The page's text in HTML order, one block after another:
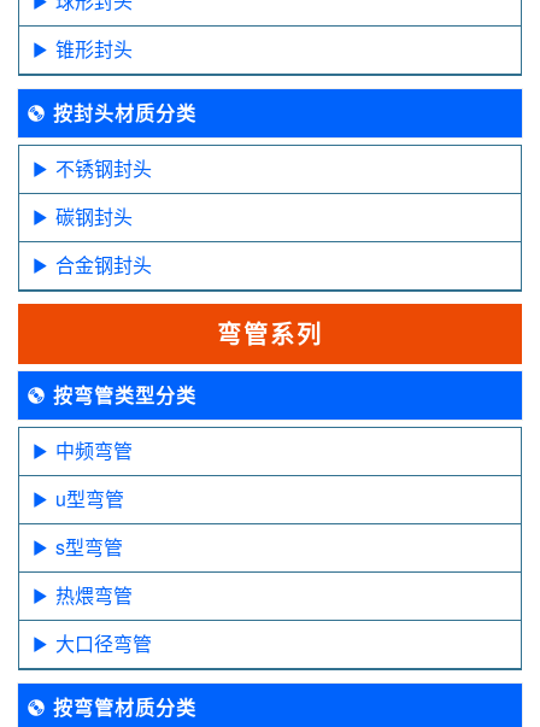
锥形封头
按封头材质分类
不锈钢封头
碳钢封头
合金钢封头
弯管系列
按弯管类型分类
中频弯管
u型弯管
s型弯管
热煨弯管
大口径弯管
按弯管材质分类